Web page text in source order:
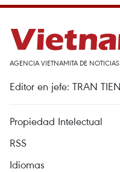
AGENCIA VIETNAMITA DE NOTICIAS
Editor en jefe: TRAN
Propiedad Intelectual
RSS
Idiomas